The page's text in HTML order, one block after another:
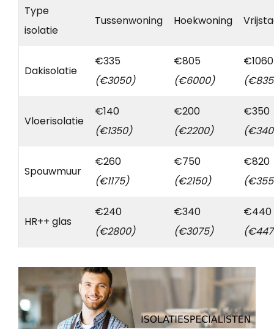
Type
isolatie
Tussenwoning Hoekwoning
Dakisolatie
€335
(€3050)
€805
(€6000)
€1060
Vloerisolatie
€140
(€1350)
€200
(€2200)
€350
Spouwmuur
€260
(€1175)
€750
(€2150)
€820
HR++ glas
€240
(€2800)
€340
(€3075)
€440